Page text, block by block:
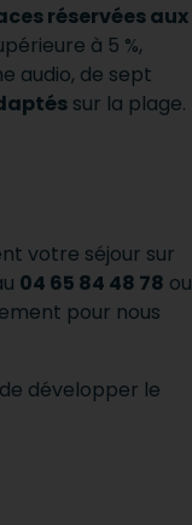
réservées aux
à 5 %,
audio, de sept
sur la plage.
votre séjour sur
04 65 84 48 78 ou
pour nous
développer le